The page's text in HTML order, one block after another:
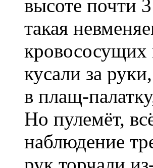
высоте почти
такая
кровососущих
кусали за
в плащ-
Но пулемёт,
наблюдение